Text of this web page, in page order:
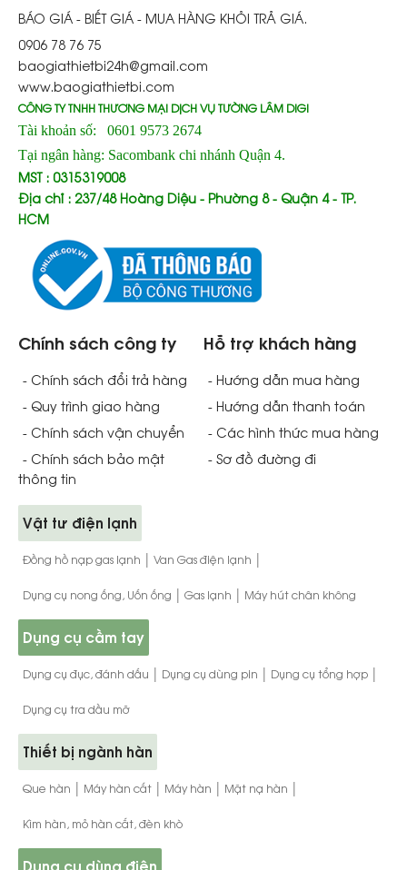
BÁO GIÁ - BIẾT GIÁ - MUA HÀNG KHỎI TRẢ GIÁ.
0906 78 76 75
baogiathietbi24h@gmail.com
www.baogiathietbi.com
CÔNG TY TNHH THƯƠNG MẠI DỊCH VỤ TƯỜNG LÂM DIGI
Tài khoản số: 0601 9573 2674
Tại ngân hàng: Sacombank chi nhánh Quận 4.
MST : 0315319008
Địa chỉ : 237/48 Hoàng Diệu - Phường 8 - Quận 4 - TP.
HCM
Chính sách công ty
- Chính sách đổi trả hàng
- Quy trình giao hàng
- Chính sách vận chuyển
- Chính sách bảo mật
thông tin
Hỗ trợ khách hàng
- Hướng dẫn mua hàng
- Hướng dẫn thanh toán
- Các hình thức mua hàng
- Sơ đồ đường đi
Vật tư điện lạnh
Đồng hồ nạp gas lạnh | Van Gas điện lạnh |
Dụng cụ nong ống, Uốn ống | Gas lạnh | Máy hút chân không
Dụng cụ cầm tay
Dụng cụ đục, đánh dấu | Dụng cụ dùng pin | Dụng cụ tổng hợp |
Dụng cụ tra dầu mỡ
Thiết bị ngành hàn
Que hàn | Máy hàn cắt | Máy hàn | Mặt nạ hàn |
Kìm hàn, mỏ hàn cắt, đèn khò